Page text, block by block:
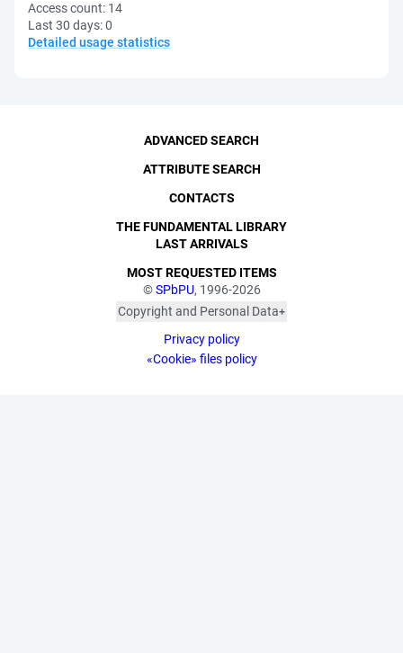
Access count: 14
Last 30 days:0
Detailed usage statistics
©SPbPU, 1996-2026
Copyright and Personal Data
published with the
consent of the individuals
Privacy policy
«Cookie» files policy
ADVANCED SEARCH
ATTRIBUTE SEARCH
CONTACTS
THE FUNDAMENTAL LIBRARY
LAST ARRIVALS
MOST REQUESTED ITEMS